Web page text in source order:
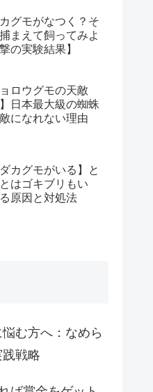
グモがなつく？そ
まえて飼ってみよ
の実験結果】
ロウグモの天敵
】日本最大級の蜘蛛
になれない理由
ダカグモがいる】と
はゴキブリもい
原因と対処法
む方へ：なめら
戦略